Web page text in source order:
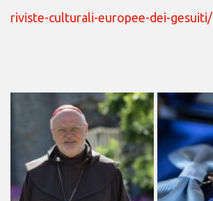
riviste-culturali-europee-dei-gesuiti/